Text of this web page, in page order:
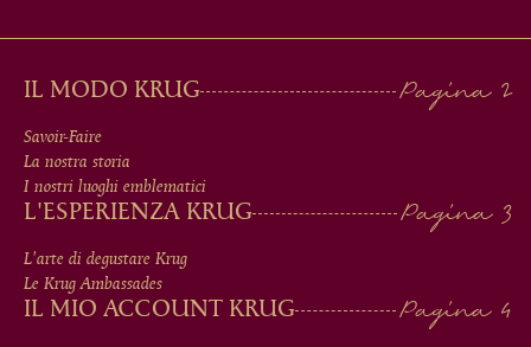
MAIN
MEN
IN
FOOTER
IL MODO KRUG
Savoir-Faire
La nostra storia
I nostri luoghi emblematici
L'ESPERIENZA KRUG
L'arte di degustare Krug
Le Krug Ambassades
IL MIO ACCOUNT KRUG